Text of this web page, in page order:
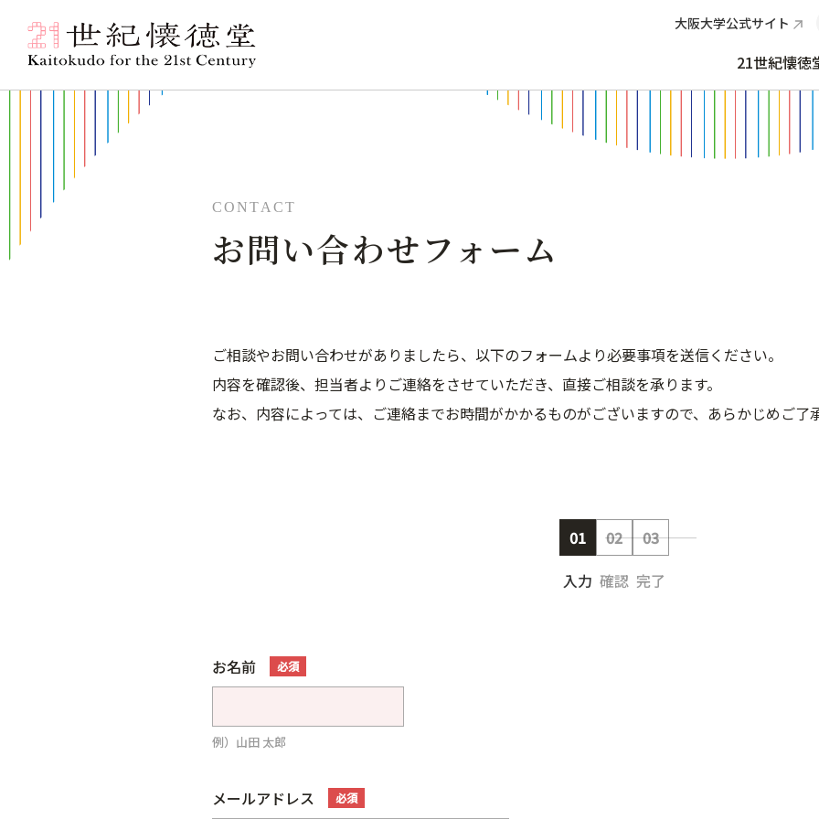
大阪大学公式サイト
21世紀懐徳
お問い合わせフォーム
ご相談やお問い合わせがありましたら、以下のフォームより必要事項を送信ください。
内容を確認後、担当者よりご連絡をさせていただき、直接ご相談を承ります。
なお、内容によっては、ご連絡までお時間がかかるものがございますので、あらかじめご了
01
入力
02
確認
03
完了
お名前 必須
例）山田 太郎
メールアドレス 必須